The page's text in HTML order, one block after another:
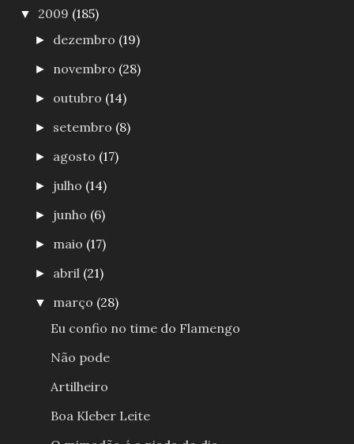
▼ 2009 (185)
► dezembro (19)
► novembro (28)
► outubro (14)
► setembro (8)
► agosto (17)
► julho (14)
► junho (6)
► maio (17)
► abril (21)
▼ março (28)
Eu confio no time do Flamengo
Não pode
Artilheiro
Boa Kleber Leite